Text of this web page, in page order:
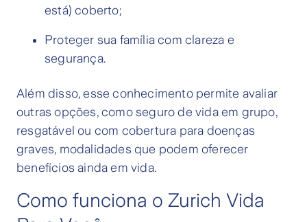
está) coberto;
Proteger sua família com clareza e
segurança.
Além disso, esse conhecimento permite avaliar
outras opções, como seguro de vida em grupo,
resgatável ou com cobertura para doenças
graves, modalidades que podem oferecer
benefícios ainda em vida.
Como funciona o Zurich Vida